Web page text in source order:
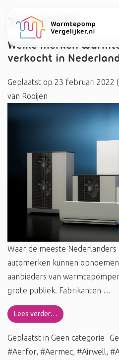
Tag:#nefit
Welke merken
verkocht in
Geplaatst op 23 februari 2022
van Rooijen
Waar de meeste
automerken kunnen
aanbieders van
grote publiek. Fabrikanten …
Lees verder…
Geplaatst in Geen categorie
#Aerfor, #Aermec, #Airwell,